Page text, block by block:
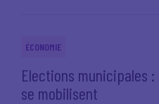
ÉCONOMIE
Elections municipales
se mobilisent